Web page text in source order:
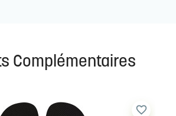
Complémentaires
favorite_border